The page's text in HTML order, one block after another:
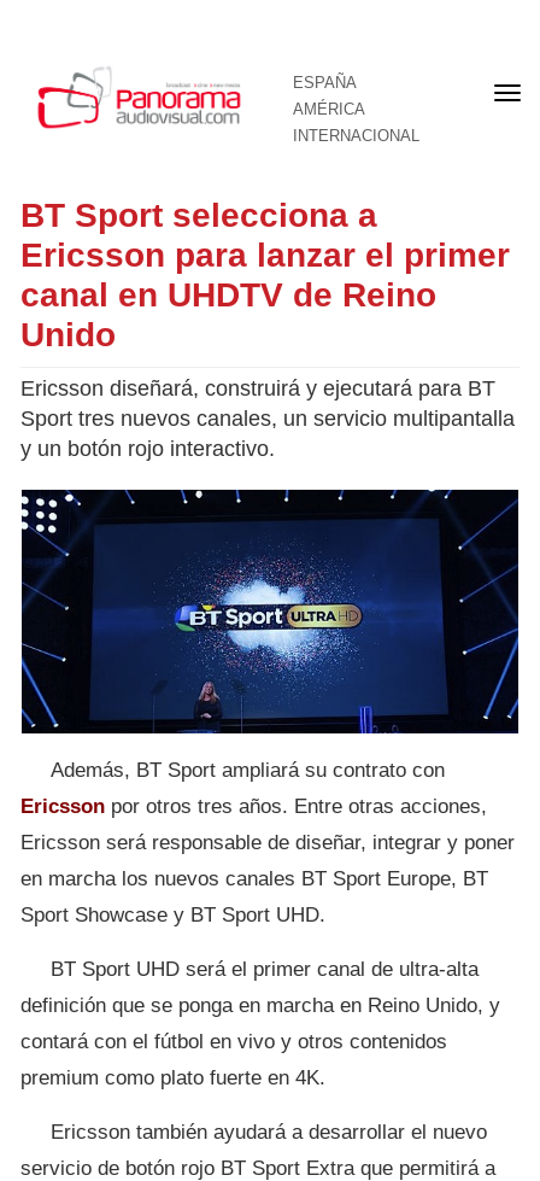
ESPAÑA
AMÉRICA
INTERNACIONAL
BT Sport selecciona a
Ericsson para lanzar el primer
canal en UHDTV de Reino
Unido
Ericsson diseñará, construirá y ejecutará para BT
Sport tres nuevos canales, un servicio multipantalla
y un botón rojo interactivo.
Además, BT Sport ampliará su contrato con
Ericsson por otros tres años. Entre otras acciones,
Ericsson será responsable de diseñar, integrar y poner
en marcha los nuevos canales BT Sport Europe, BT
Sport Showcase y BT Sport UHD.
BT Sport UHD será el primer canal de ultra-alta
definición que se ponga en marcha en Reino Unido, y
contará con el fútbol en vivo y otros contenidos
premium como plato fuerte en 4K.
Ericsson también ayudará a desarrollar el nuevo
servicio de botón rojo BT Sport Extra que permitirá a